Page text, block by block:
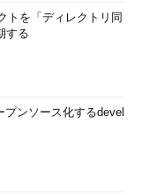
トを「ディレクトリ同
する
ンソース化するdevel